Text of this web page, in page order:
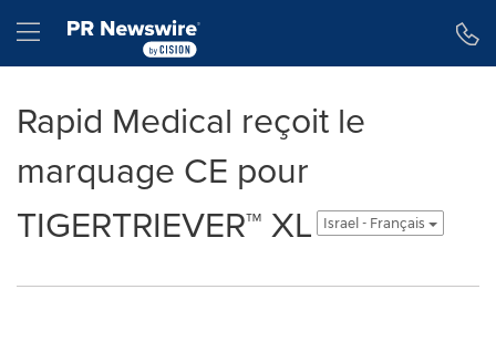
Hamburger menu
Rapid Medical reçoit le
marquage CE pour
TIGERTRIEVER™ XL
Israel - Français